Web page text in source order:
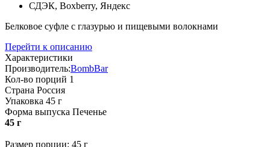
СДЭК, Boxberry, Яндекс
Белковое суфле с глазурью и пищевыми волокнами
Перейти к описанию
Характеристики
Производитель:BombBar
Кол-во порций 1
Страна Россия
Упаковка 45 г
Форма выпуска Печенье
45 г
Размер порции: 45 г